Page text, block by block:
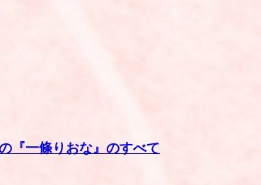
『一條りおな』のすべて